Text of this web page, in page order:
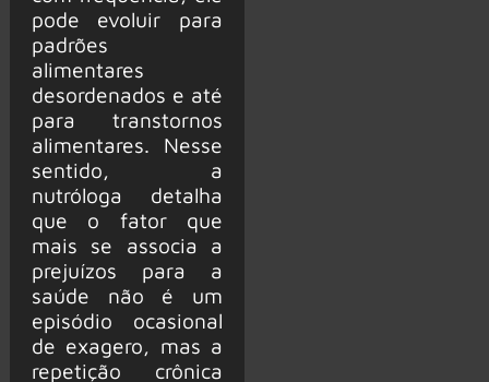
pode evoluir para
padrões
alimentares
desordenados e até
para transtornos
alimentares. Nesse
sentido, a
nutróloga detalha
que o fator que
mais se associa a
prejuízos para a
saúde não é um
episódio ocasional
de exagero, mas a
repetição crônica